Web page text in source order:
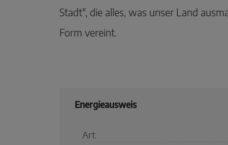
Stadt", die alles, was unser Land
Form vereint.
Energieausweis
Art